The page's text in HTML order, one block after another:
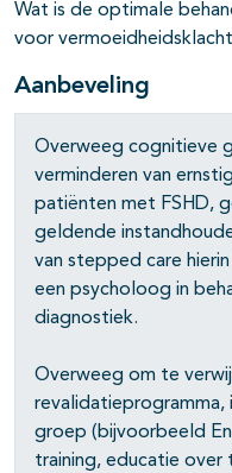
Wat is de optimale
voor
Aanbeveling
Overweeg cognitieve
verminderen van
patiënten met FSHD,
geldende
van stepped care
een psycholoog in
diagnostiek.
Overweeg om te
revalidatieprogramma,
groep (bijvoorbeeld
training, educatie over